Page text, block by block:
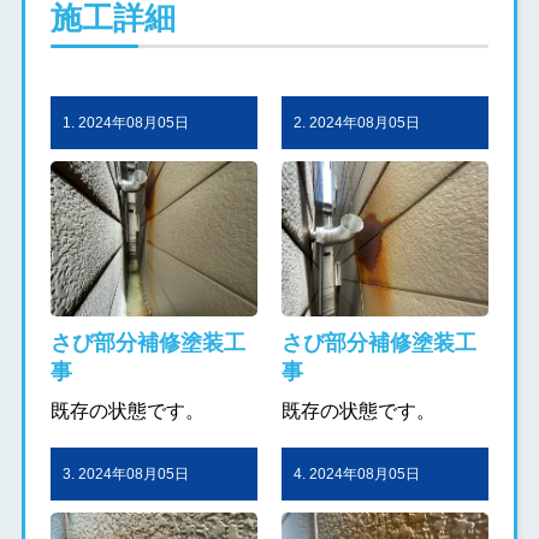
施工詳細
1. 2024年08月05日
さび部分補修塗装工
事
既存の状態です。
2. 2024年08月05日
さび部分補修塗装工
事
既存の状態です。
3. 2024年08月05日 4. 2024年08月05日